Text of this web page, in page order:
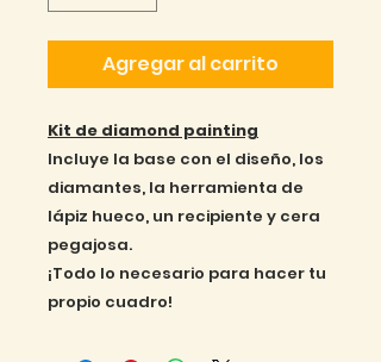
Agregar al carrito
Kit de diamond painting
Incluye la base con el diseño, los
diamantes, la herramienta de
lápiz hueco, un recipiente y cera
pegajosa.
¡Todo lo necesario para hacer tu
propio cuadro!